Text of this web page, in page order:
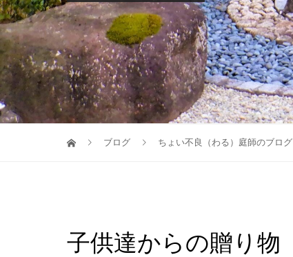
ブログ ちょい不良（わる）庭師のブログ
子供達からの贈り物